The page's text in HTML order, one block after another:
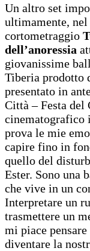
Un altro set
ultimamente,
cortometraggio
dell’anoressia
giovanissime
Tiberia prodotto
presentato in
Città – Festa del
cinematografico
prova le mie
capire fino in
quello del
Ester. Sono una
che vive in un
Interpretare un
trasmettere un
mi piace
diventare la